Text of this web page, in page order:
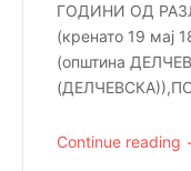
ГОДИНИ ОД
(кренато 19 мај
(општина
Continue reading